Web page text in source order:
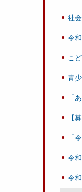
社
令
こ
青
「
【
「
令
令